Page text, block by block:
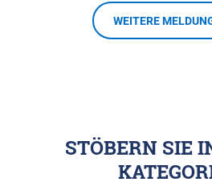
WEITERE
STÖBERN SIE